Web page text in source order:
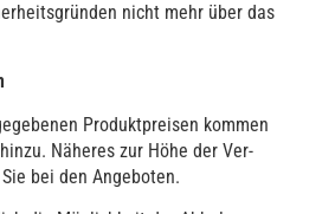
nicht mehr über das
Pro­dukt­prei­sen kom­men
Nähe­res zur Höhe der Ver­
bei den Angeboten.